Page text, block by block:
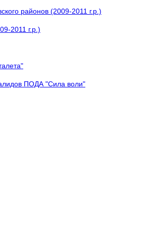
районов (2009-2011 г.р.)
2011 г.р.)
ПОДА "Сила воли"